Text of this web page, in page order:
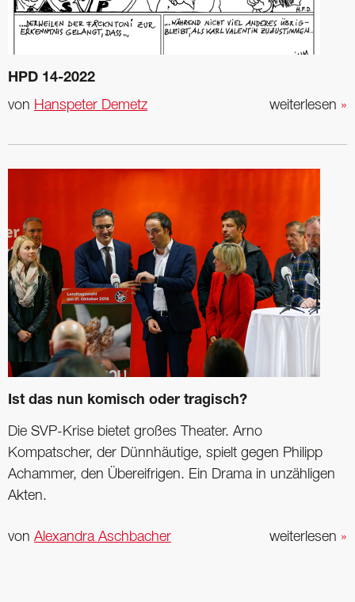
HPD 14-2022
weiterlesen »
von Hanspeter Demetz
Ist das nun komisch oder tragisch?
Die SVP-Krise bietet großes Theater. Arno
Kompatscher, der Dünnhäutige, spielt gegen ­Philipp
Achammer, den Übereifrigen. Ein Drama in unzähligen
Akten.
weiterlesen »
von Alexandra Aschbacher